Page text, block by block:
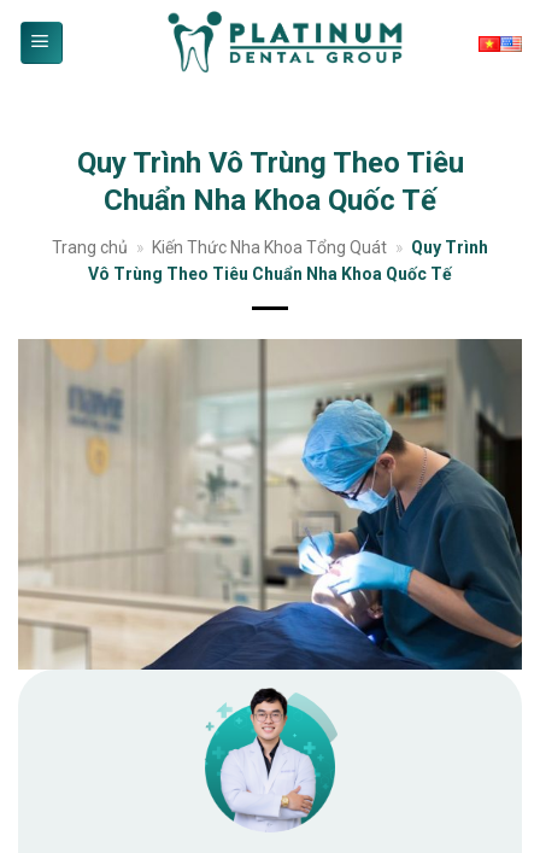
Quy Trình Vô Trùng Theo Tiêu
Chuẩn Nha Khoa Quốc Tế
Trang chủ » Kiến Thức Nha Khoa Tổng Quát » Quy Trình
Vô Trùng Theo Tiêu Chuẩn Nha Khoa Quốc Tế